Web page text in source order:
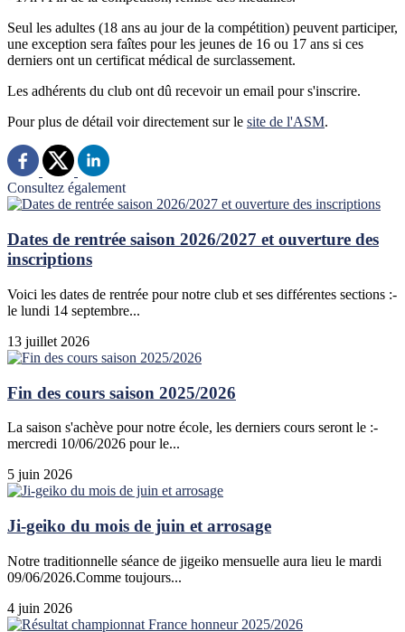
Seul les adultes (18 ans au jour de la compétition) peuvent participer,
une exception sera faîtes pour les jeunes de 16 ou 17 ans si ces
derniers ont un certificat médical de surclassement.
Les adhérents du club ont dû recevoir un email pour s'inscrire.
Pour plus de détail voir directement sur le site de l'ASM.
Consultez également
Dates de rentrée saison 2026/2027 et ouverture des
inscriptions
Voici les dates de rentrée pour notre club et ses différentes sections :-
le lundi 14 septembre...
13 juillet 2026
Fin des cours saison 2025/2026
La saison s'achève pour notre école, les derniers cours seront le :-
mercredi 10/06/2026 pour le...
5 juin 2026
Ji-geiko du mois de juin et arrosage
Notre traditionnelle séance de jigeiko mensuelle aura lieu le mardi
09/06/2026.Comme toujours...
4 juin 2026